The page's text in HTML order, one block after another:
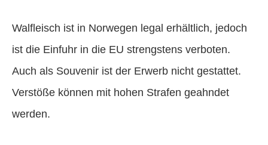
Walfleisch ist in Norwegen legal erhältlich, jedoch
ist die Einfuhr in die EU strengstens verboten.
Auch als Souvenir ist der Erwerb nicht gestattet.
Verstöße können mit hohen Strafen geahndet
werden.